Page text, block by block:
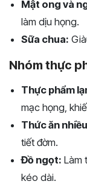
Mật ong và
làm dịu họng.
Sữa chua:
Nhóm thực
Thực phẩm
mạc họng,
Thức ăn
tiết đờm.
Đồ ngọt: Làm
kéo dài.